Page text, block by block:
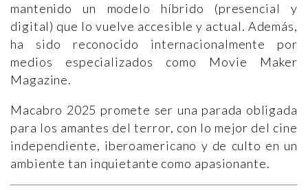
mantenido un modelo híbrido (presencial y
digital) que lo vuelve accesible y actual. Además,
ha sido reconocido internacionalmente por
medios especializados como Movie Maker
Magazine.
Macabro 2025 promete ser una parada obligada
para los amantes del terror, con lo mejor del cine
independiente, iberoamericano y de culto en un
ambiente tan inquietante como apasionante.